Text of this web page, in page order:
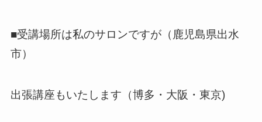
■受講場所は私のサロンですが（鹿児島県出水
市）
出張講座もいたします（博多・大阪・東京)